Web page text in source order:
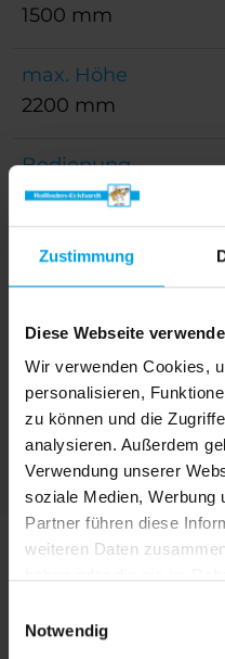
Zustimmung
Diese Webseite
Wir verwenden Cookies,
personalisieren,
zu können und die
analysieren. Außerdem
Verwendung unserer
soziale Medien, Werbung
Partner führen diese
weiteren Daten
Notwendig
1500 mm
max. Höhe
2200 mm
Bedienung
Griff, Griffleiste
Anwendungsbereich
Fenster, Türen
Montage
verspannt in der
Klemmträgern, mit
Glasscheibe